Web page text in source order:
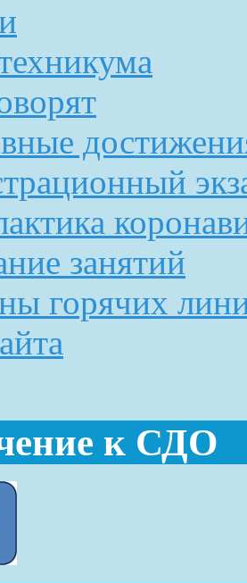
занятий
горячих
к СДО